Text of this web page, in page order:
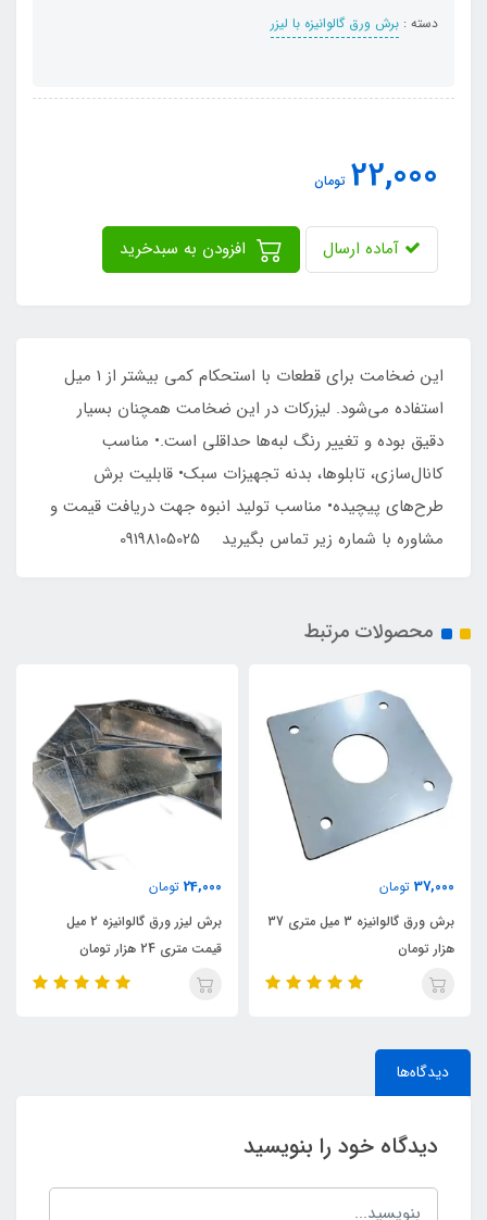
دسته : برش ورق گالوانیزه با لیزر
22,000 تومان
آماده ارسال
این ضخامت برای قطعات با استحکام کمی بیشتر از 1 میل
استفاده می‌شود. لیزرکات در این ضخامت همچنان بسیار
دقیق بوده و تغییر رنگ لبه‌ها حداقلی است.• مناسب
کانال‌سازی، تابلوها، بدنه تجهیزات سبک• قابلیت برش
طرح‌های پیچیده• مناسب تولید انبوه جهت دریافت قیمت و
مشاوره با شماره زیر تماس بگیرید 09198105025
محصولات مرتبط
37,000 تومان
برش ورق گالوانیزه 3 میل متری 37
هزار تومان
24,000 تومان
برش لیزر ورق گالوانیزه 2 میل
قیمت متری 24 هزار تومان
دیدگاه‌ها
دیدگاه خود را بنویسید